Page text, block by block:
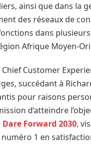
ainsi que dans la
des réseaux de
dans
Afrique Moyen-
Chief Customer
succédant à
pour raisons
d’atteindre
Dare Forward 2030,
1 en